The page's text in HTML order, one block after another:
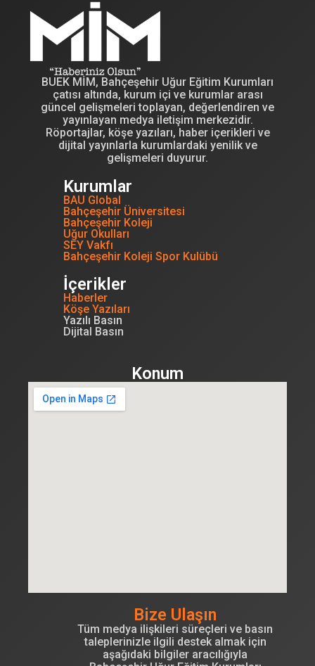
BUEK MİM, Bahçeşehir Uğur Eğitim Kurumları
çatısı altında, kurum içi ve kurumlar arası
güncel gelişmeleri toplayan, değerlendiren ve
yayınlayan medya iletişim merkezidir.
Röportajlar, köşe yazıları, haber içerikleri ve
dijital yayınlarla kurumlardaki yenilik ve
gelişmeleri duyurur.
Kurumlar
BAU Global
Bahçeşehir Üniversitesi
Bahçeşehir Koleji
Uğur Okulları
SEY Vakfı
Bahçeşehir Koleji Spor Kulübü
İçerikler
Haberler
Köşe Yazıları
Yazılı Basın
Dijital Basın
Konum
Bize Ulaşın
Tüm medya ilişkileri süreçleri ve basın
taleplerinizle ilgili destek almak için
aşağıdaki bilgiler aracılığıyla